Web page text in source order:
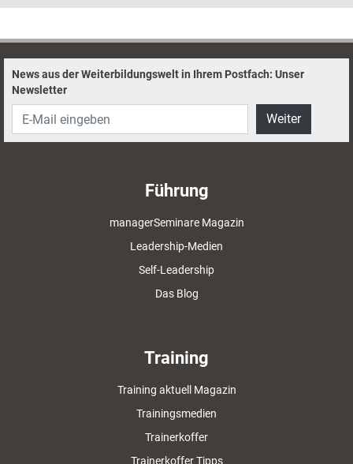
News aus der Weiterbildungswelt in Ihrem Postfach: Unser
Newsletter
Weiter
Führung
managerSeminare Magazin
Leadership-Medien
Self-Leadership
Das Blog
Training
Training aktuell Magazin
Trainingsmedien
Trainerkoffer
Trainerkoffer Tipps